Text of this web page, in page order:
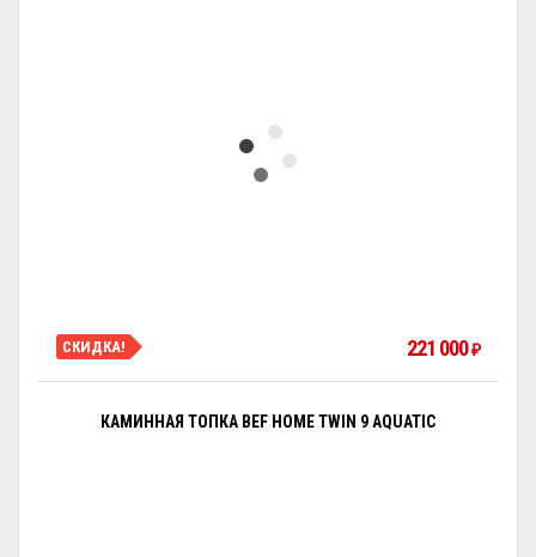
СКИДКА! 221 000 ₽
КАМИННАЯ ТОПКА BEF HOME TWIN 9 AQUATIC